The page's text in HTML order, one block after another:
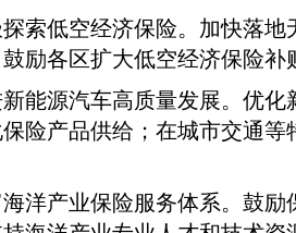
索低空经济保险。加快落
励各区扩大低空经济保险补
能源汽车高质量发展。优
险产品供给；在城市交通
海洋产业保险服务体系。鼓